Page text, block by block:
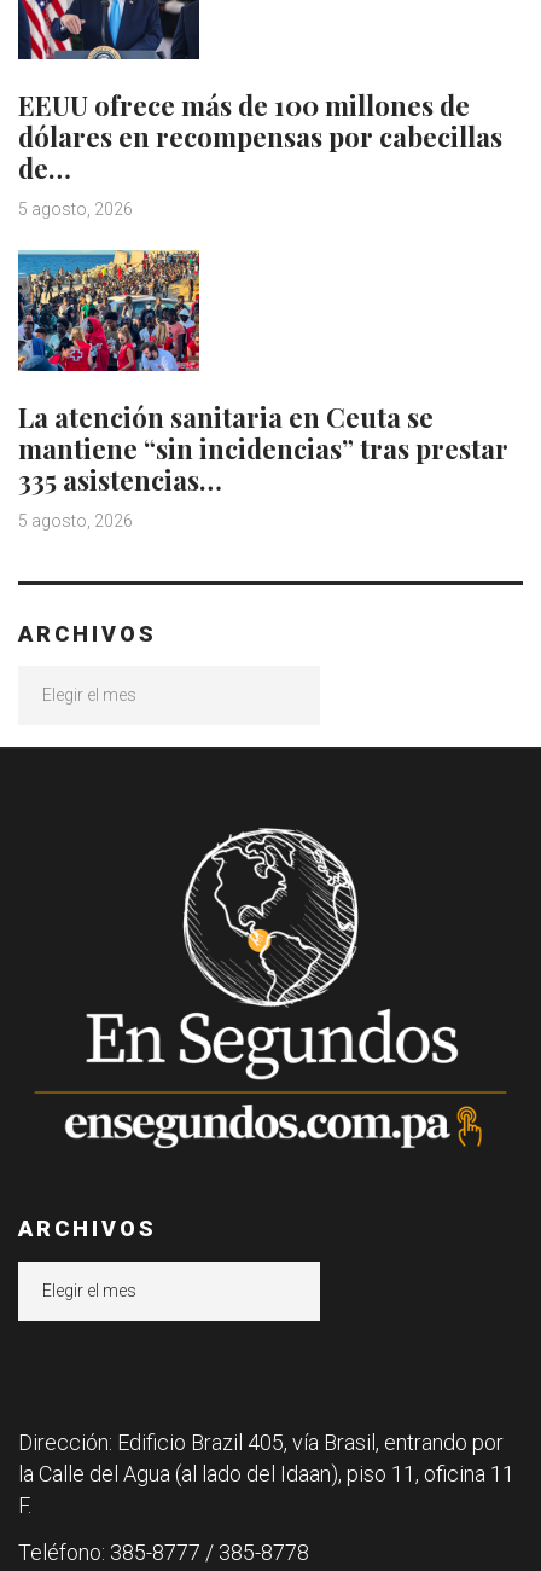
EEUU ofrece más de 100 millones de
dólares en recompensas por cabecillas
de…
5 agosto, 2026
La atención sanitaria en Ceuta se
mantiene “sin incidencias” tras prestar
335 asistencias…
5 agosto, 2026
ARCHIVOS
ARCHIVOS
Dirección: Edificio Brazil 405, vía Brasil, entrando por
la Calle del Agua (al lado del Idaan), piso 11, oficina 11
F.
Teléfono: 385-8777 / 385-8778